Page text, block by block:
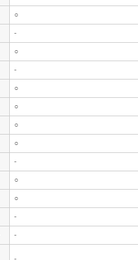
○
-
○
-
○
○
○
○
-
○
○
-
-